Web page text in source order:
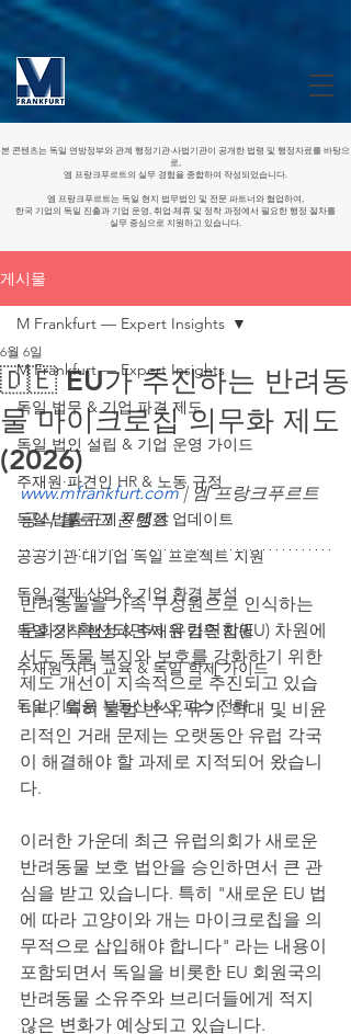
본 콘텐츠는 독일 연방정부와 관계 행정기관·사법기관이 공개한 법령 및 행정자료를 바탕으
로,
엠 프랑크푸르트의 실무 경험을 종합하여 작성되었습니다.
엠 프랑크푸르트는 독일 현지 법무법인 및 전문 파트너와 협업하여,
한국 기업의 독일 진출과 기업 운영, 취업·체류 및 정착 과정에서 필요한 행정 절차를
실무 중심으로 지원하고 있습니다.
게시물
M Frankfurt — Expert Insights
독일 법무 & 기업 파견 제도
독일 법인 설립 & 기업 운영 가이드
주재원·파견인 HR & 노동 규정
독일 법률·규제 & 행정 업데이트
공공기관·대기업 독일 프로젝트 지원
독일 경제·산업 & 기업 환경 분석
독일 정착 행정 & 주재원 가족 지원
주재원 자녀 교육 & 독일 학제 가이드
독일 기업용 부동산 & 오피스 전략
M Frankfurt — Expert Insights
🇩🇪 EU가 추진하는 반려동
물 마이크로칩 의무화 제도
(2026)
6월 6일
www.mfrankfurt.com | 엠 프랑크푸르트
공식 블로그 콘텐츠
반려동물을 가족 구성원으로 인식하는
문화가 확산되면서 유럽연합(EU) 차원에
서도 동물 복지와 보호를 강화하기 위한
제도 개선이 지속적으로 추진되고 있습
니다. 특히 불법 번식, 유기, 학대 및 비윤
리적인 거래 문제는 오랫동안 유럽 각국
이 해결해야 할 과제로 지적되어 왔습니
다.
이러한 가운데 최근 유럽의회가 새로운
반려동물 보호 법안을 승인하면서 큰 관
심을 받고 있습니다. 특히 "새로운 EU 법
에 따라 고양이와 개는 마이크로칩을 의
무적으로 삽입해야 합니다" 라는 내용이
포함되면서 독일을 비롯한 EU 회원국의
반려동물 소유주와 브리더들에게 적지
않은 변화가 예상되고 있습니다.